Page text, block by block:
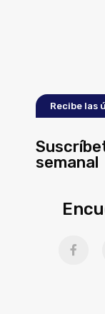
Recibe las
semanal